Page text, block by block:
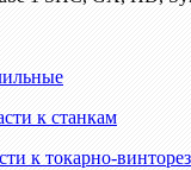
к станкам
к токарно-